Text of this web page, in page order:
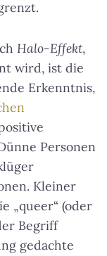
Halo-Effekt,
wird, ist die
Erkenntnis,
Personen
Kleiner
„queer“ (oder
Begriff
gedachte